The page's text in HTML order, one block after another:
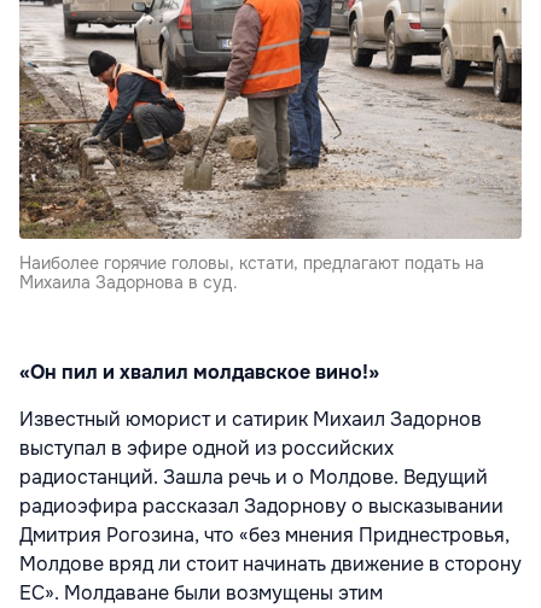
Наиболее горячие головы, кстати, предлагают подать на
Михаила Задорнова в суд.
«Он пил и хвалил молдавское вино!»
Известный юморист и сатирик Михаил Задорнов
выступал в эфире одной из российских
радиостанций. Зашла речь и о Молдове. Ведущий
радиоэфира рассказал Задорнову о высказывании
Дмитрия Рогозина, что «без мнения Приднестровья,
Молдове вряд ли стоит начинать движение в сторону
ЕС». Молдаване были возмущены этим